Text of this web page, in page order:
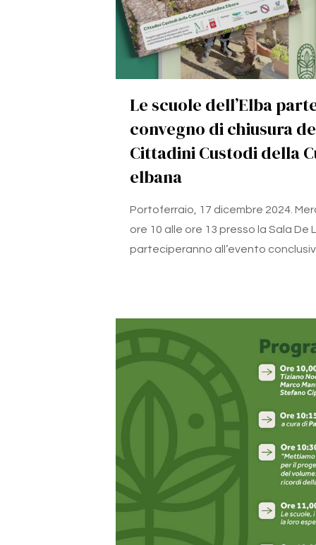
Le scuole dell’Elba
convegno di chiusura
Cittadini Custodi della
elbana
Portoferraio, 17 dicembre 2024.
ore 10 alle ore 13 presso la Sala
parteciperanno all’evento